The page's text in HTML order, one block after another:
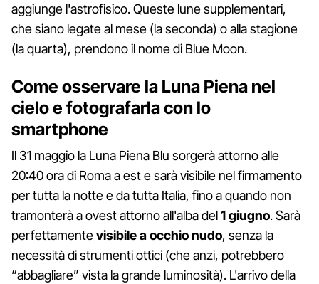
aggiunge l'astrofisico. Queste lune supplementari,
che siano legate al mese (la seconda) o alla stagione
(la quarta), prendono il nome di Blue Moon.
Come osservare la Luna Piena nel
cielo e fotografarla con lo
smartphone
Il 31 maggio la Luna Piena Blu sorgerà attorno alle
20:40 ora di Roma a est e sarà visibile nel firmamento
per tutta la notte e da tutta Italia, fino a quando non
tramonterà a ovest attorno all'alba del1 giugno. Sarà
perfettamentevisibile a occhio nudo, senza la
necessità di strumenti ottici (che anzi, potrebbero
“abbagliare” vista la grande luminosità). L'arrivo della